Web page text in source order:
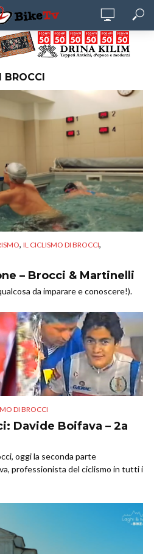
, IL CICLISMO DI BROCCI,
– Brocci & Martinelli
da imparare e conoscere!).
DI BROCCI
Davide Boifava – 2a
oggi la seconda parte
professionista del ciclismo in tutti i